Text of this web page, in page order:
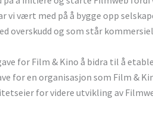
vi vært med på å bygge opp
overskudd og som står
for Film & Kino å bidra til å
for en organisasjon som Film &
for videre utvikling av